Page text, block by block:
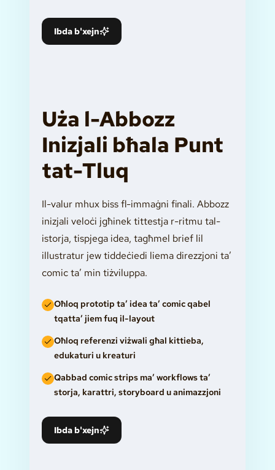
Ibda b'xejn
Uża l-Abbozz
Inizjali bħala Punt
tat-Tluq
Il-valur mhux biss fl-immaġni finali. Abbozz
inizjali veloċi jgħinek tittestja r-ritmu tal-
istorja, tispjega idea, tagħmel brief lil
illustratur jew tiddeċiedi liema direzzjoni ta’
comic ta’ min tiżviluppa.
Oħloq prototip ta’ idea ta’ comic qabel
tqatta’ jiem fuq il-layout
Oħloq referenzi viżwali għal kittieba,
edukaturi u kreaturi
Qabbad comic strips ma’ workflows ta’
storja, karattri, storyboard u animazzjoni
Ibda b'xejn